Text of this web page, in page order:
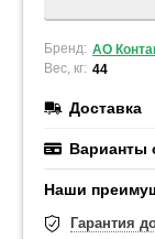
Бренд: АО
Вес, кг: 44
Доставка
Варианты
Наши
Гарантия